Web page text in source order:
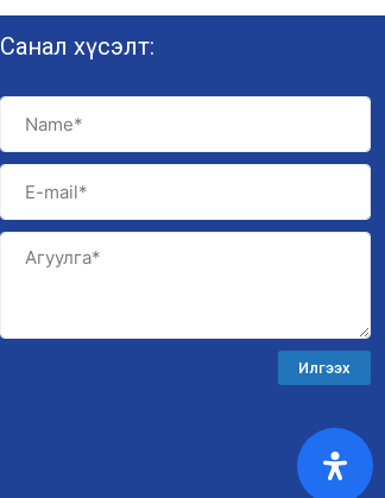
Санал хүсэлт:
Илгээх